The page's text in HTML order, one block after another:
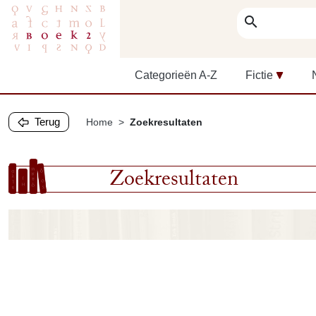
search
Categorieën A-Z Fictie
Terug Home Zoekresultaten
Zoekresultaten